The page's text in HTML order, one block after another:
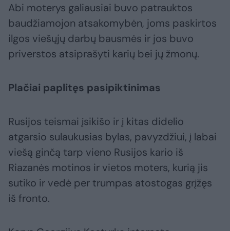
Abi moterys galiausiai buvo patrauktos
baudžiamojon atsakomybėn, joms paskirtos
ilgos viešųjų darbų bausmės ir jos buvo
priverstos atsiprašyti karių bei jų žmonų.
Plačiai paplitęs pasipiktinimas
Rusijos teismai įsikišo ir į kitas didelio
atgarsio sulaukusias bylas, pavyzdžiui, į labai
viešą ginčą tarp vieno Rusijos kario iš
Riazanės motinos ir vietos moters, kurią jis
sutiko ir vedė per trumpas atostogas grįžęs
iš fronto.